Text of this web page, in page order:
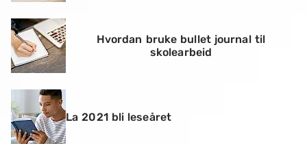
Hvordan bruke bullet journal til
skolearbeid
La 2021 bli leseåret